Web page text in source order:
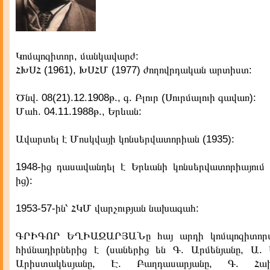
Կոմպոզիտոր, մանկավարժ:
ՀԽՍՀ (1961), ԽՍՀՄ (1977) ժողովրդական արտիստ:
Ծնվ. 08(21).12.1908թ., գ. Բլուր (Սուրմալուի գավառ):
Մահ. 04.11.1988թ., Երևան:
Ավարտել է Մոսկվայի կոնսերվատորիան (1935):
1948-ից դասավանդել է Երևանի կոնսերվատորիայում
ից):
1953-57-ին՝ ՀԿՄ վարչության նախագահ:
ԳՐԻԳՈՐ ԵՂԻԱԶԱՐՅԱՆը հայ արդի
հիմնադիրներից է (սաներից են Գ. Արմենյանը, Ա.
Արիստակեսյանը, Է. Բաղդասարյանը, Գ.